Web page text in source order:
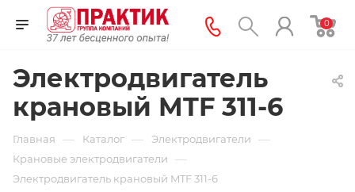
0
Электродвигатель
крановый MTF 311-6
Главная — Каталог — Электродвигатели —
Крановые электродвигатели —
Электродвигатель крановый MTF 311-6